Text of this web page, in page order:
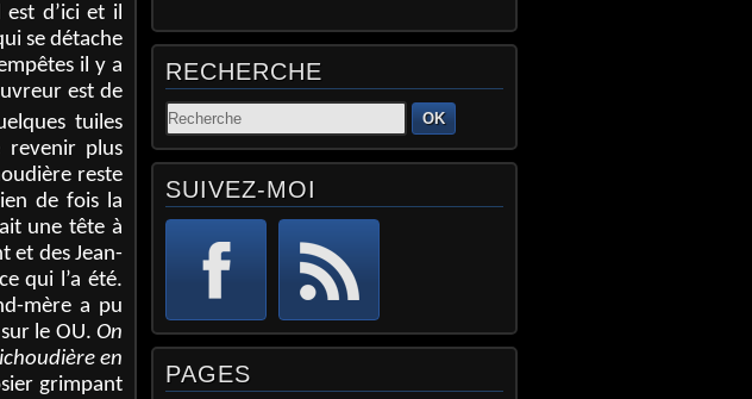
d’ici et il
se détache
il y a
est de
tuiles
revenir plus
reste
de fois la
une tête à
et des Jean-
qui l’a été.
mère a pu
le OU. On
en
grimpant
RECHERCHE
OK
SUIVEZ-MOI
PAGES